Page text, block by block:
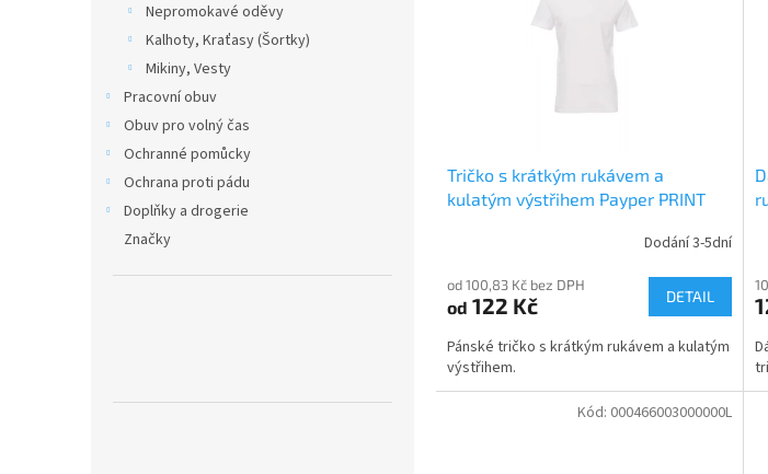
Nepromokavé oděvy
Kalhoty, Kraťasy (Šortky)
Mikiny, Vesty
Pracovní obuv
Obuv pro volný čas
Ochranné pomůcky
Ochrana proti pádu
Doplňky a drogerie
Značky
Tričko s krátkým rukávem a
kulatým výstřihem Payper PRINT
Dodání 3-5dní
od 100,83 Kč bez DPH
od 122 Kč DETAIL
Pánské tričko s krátkým rukávem a kulatým
výstřihem.
Kód: 000466003000000L